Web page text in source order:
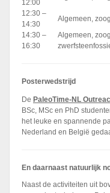
12:00
12:30 –
14:30
Algemeen,
14:30 –
16:30
Algemeen,
Posterwedstrijd
De PaleoTime-NL
BSc, MSc en PhD
het leuke en spannende
Nederland en België
En daarnaast natuurlijk
Naast de activiteiten uit